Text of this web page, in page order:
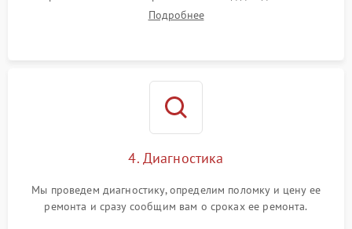
Подробнее
4. Диагностика
Мы проведем диагностику, определим поломку и цену ее
ремонта и сразу сообщим вам о сроках ее ремонта.